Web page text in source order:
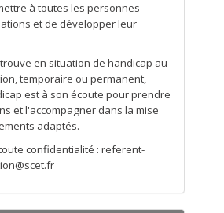
à toutes les personnes
et de développer leur
en situation de handicap au
temporaire ou permanent,
est à son écoute pour prendre
et l'accompagner dans la mise
adaptés.
confidentialité : referent-